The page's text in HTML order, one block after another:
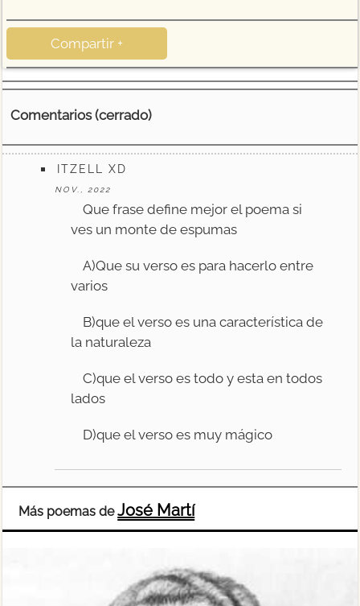
Compartir +
Comentarios (cerrado)
ITZELL XD
NOV., 2022
Que frase define mejor el poema si
ves un monte de espumas
A)Que su verso es para hacerlo entre
varios
B)que el verso es una característica de
la naturaleza
C)que el verso es todo y esta en todos
lados
D)que el verso es muy mágico
Más poemas deJosé Martí